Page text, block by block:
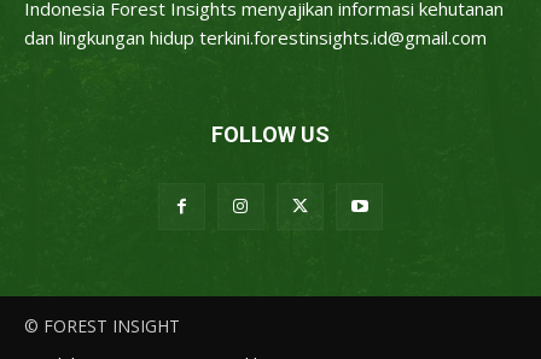
Indonesia Forest Insights menyajikan informasi kehutanan
dan lingkungan hidup terkini.forestinsights.id@gmail.com
FOLLOW US
© FOREST INSIGHT